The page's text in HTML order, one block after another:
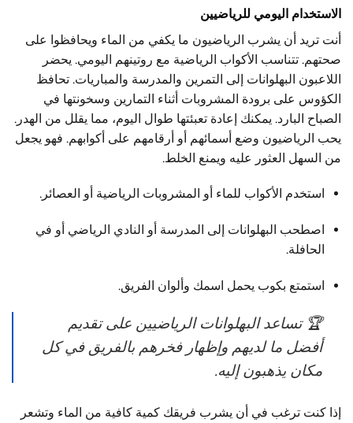
الاستخدام اليومي للرياضيين
أنت تريد أن يشرب الرياضيون ما يكفي من الماء ويحافظوا على
صحتهم. تتناسب الأكواب الرياضية مع روتينهم اليومي. يحضر
اللاعبون البهلوانات إلى التمرين والمدرسة والمباريات. تحافظ
الكؤوس على برودة المشروبات أثناء التمارين وسخونتها في
الصباح البارد. يمكنك إعادة تعبئتها طوال اليوم، مما يقلل من الهدر.
يحب الرياضيون وضع أسمائهم أو أرقامهم على أكوابهم. فهو يجعل
من السهل العثور عليه ويمنع الخلط.
استخدم الأكواب للماء أو المشروبات الرياضية أو العصائر.
اصطحب البهلوانات إلى المدرسة أو النادي الرياضي أو في
الحافلة.
استمتع بكوب يحمل اسمك وألوان الفريق.
🏆 تساعد البهلوانات الرياضيين على تقديم
أفضل ما لديهم وإظهار فخرهم بالفريق في كل
مكان يذهبون إليه.
إذا كنت ترغب في أن يشرب فريقك كمية كافية من الماء وتشعر